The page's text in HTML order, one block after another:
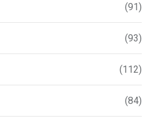
(91)
(93)
(112)
(84)